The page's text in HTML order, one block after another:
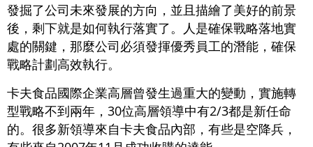
發掘了公司未來發展的方向，並且描繪了美好的前景
後，剩下就是如何執行落實了。人是確保戰略落地實
處的關鍵，那麼公司必須發揮優秀員工的潛能，確保
戰略計劃高效執行。
卡夫食品國際企業高層曾發生過重大的變動，實施轉
型戰略不到兩年，30位高層領導中有2/3都是新任命
的。很多新領導來自卡夫食品內部，有些是空降兵，